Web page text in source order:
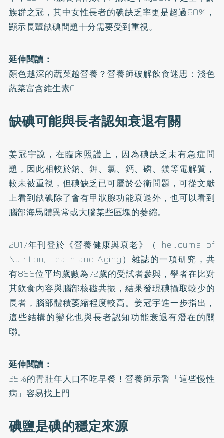
族群之冠，其中女性長者的碘缺乏率更是超過60%，
顯示長輩缺碘問題十分需要受到重視。
延伸閱讀：
顏色越深的蔬菜越營養？營養師破解飲食迷思：淺色
蔬菜富含維生素C
缺碘可能與長者認知衰退有關
姜冠宇說，在臨床照護上，因為碘缺乏未有急症問
題，因此相較於鈉、鉀、氯、鈣、磷、鎂等電解質，
較未被重視，但碘缺乏已可屬於公衛問題，可從文獻
上看到缺碘除了會有甲狀腺功能衰退外，也可以看到
腦部海馬體異常或大腦某些區塊的萎縮。
2017年刊登於《營養健康與衰老》（The Journal of
Nutrition, Health and Aging）雜誌的一項研究，共
有866位平均歲數為72歲的受試者參與，學者在比對
其飲食內容與腦部核磁共振，結果發現碘攝取較少的
長者，腦部體積萎縮程度較高。姜冠宇進一步指出，
這些結構的變化也與長者認知功能衰退有潛在的關
聯。
延伸閱讀：
35%的青壯年人口不吃早餐！營養師示警「這些慢性
病」容易找上門
碘鹽是碘的穩定來源